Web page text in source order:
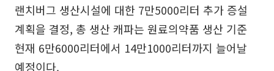
랜치버그 생산시설에 대한 7만5000리터 추가 증설
계획을 결정, 총 생산 캐파는 원료의약품 생산 기준
현재 6만6000리터에서 14만1000리터까지 늘어날
예정이다.